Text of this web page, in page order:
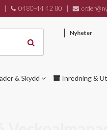
0480-44 42 80
Nyheter
& Skydd Inredning &